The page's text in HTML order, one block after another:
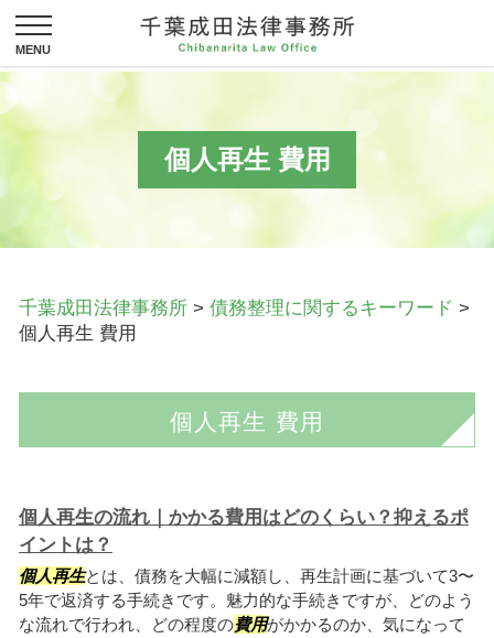
個人再生 費用
千葉成田法律事務所 > 債務整理に関するキーワード >
個人再生 費用
個人再生 費用
個人再生の流れ｜かかる費用はどのくらい？抑えるポ
イントは？
個人再生とは、債務を大幅に減額し、再生計画に基づいて3〜
5年で返済する手続きです。魅力的な手続きですが、どのよう
な流れで行われ、どの程度の費用がかかるのか、気になって